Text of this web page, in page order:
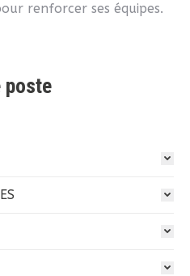
renforcer ses équipes.
poste